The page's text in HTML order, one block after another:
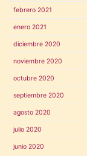
febrero 2021
enero 2021
diciembre 2020
noviembre 2020
octubre 2020
septiembre 2020
agosto 2020
julio 2020
junio 2020